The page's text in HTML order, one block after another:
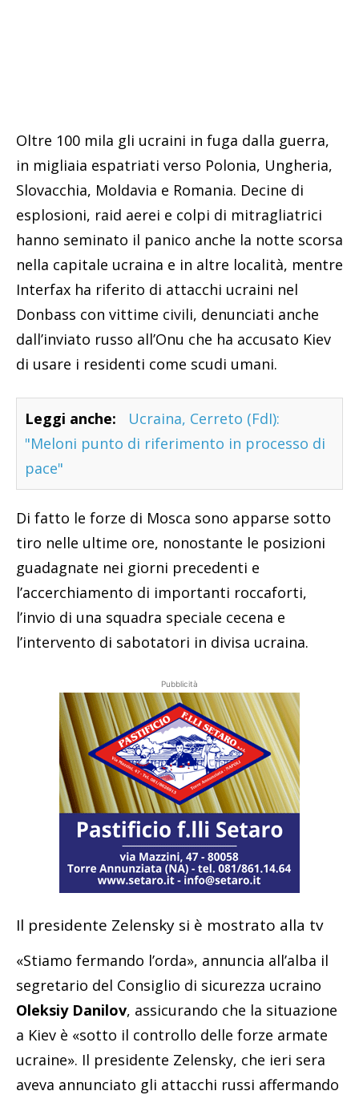
Oltre 100 mila gli ucraini in fuga dalla guerra,
in migliaia espatriati verso Polonia, Ungheria,
Slovacchia, Moldavia e Romania. Decine di
esplosioni, raid aerei e colpi di mitragliatrici
hanno seminato il panico anche la notte scorsa
nella capitale ucraina e in altre località, mentre
Interfax ha riferito di attacchi ucraini nel
Donbass con vittime civili, denunciati anche
dall’inviato russo all’Onu che ha accusato Kiev
di usare i residenti come scudi umani.
Leggi anche:
Ucraina, Cerreto (FdI):
"Meloni punto di riferimento in processo di
pace"
Di fatto le forze di Mosca sono apparse sotto
tiro nelle ultime ore, nonostante le posizioni
guadagnate nei giorni precedenti e
l’accerchiamento di importanti roccaforti,
l’invio di una squadra speciale cecena e
l’intervento di sabotatori in divisa ucraina.
Pubblicità
Il presidente Zelensky si è mostrato alla tv
«Stiamo fermando l’orda», annuncia all’alba il
segretario del Consiglio di sicurezza ucraino
Oleksiy Danilov, assicurando che la situazione
a Kiev è «sotto il controllo delle forze armate
ucraine». Il presidente Zelensky, che ieri sera
aveva annunciato gli attacchi russi affermando